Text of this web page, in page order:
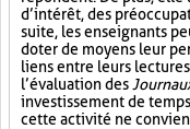
d’intérêt, des
suite, les enseignants
doter de moyens leur
liens entre leurs
l’évaluation des
investissement de
cette activité ne